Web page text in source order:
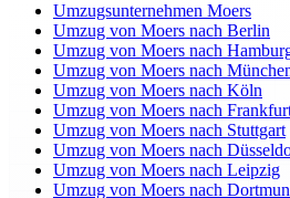
Umzugsunternehmen Moers
Umzug von Moers nach Berlin
Umzug von Moers nach
Umzug von Moers nach
Umzug von Moers nach Köln
Umzug von Moers nach
Umzug von Moers nach Stuttgart
Umzug von Moers nach
Umzug von Moers nach Leipzig
Umzug von Moers nach